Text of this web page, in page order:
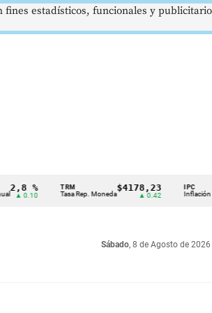
%
0.10 Tasa Rep. Moneda
$4178,23
▲ 0.42 Inflación anual
Sábado, 8 de Agosto de 2026
estadísticos, funcionales y